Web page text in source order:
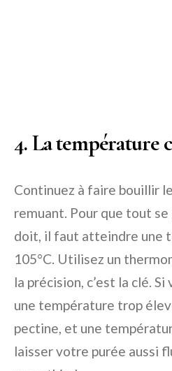
4. La température
Continuez à faire bouillir
remuant. Pour que tout
doit, il faut atteindre une
105°C. Utilisez un
la précision, c’est la clé. Si
une température trop
pectine, et une
laisser votre purée aussi